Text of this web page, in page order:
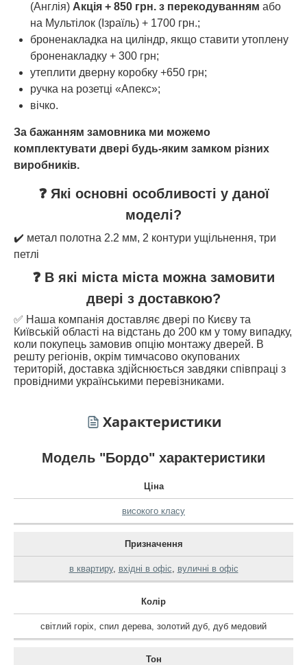
(Англія) Акція + 850 грн. з перекодуванням або
на Мультілок (Ізраїль) + 1700 грн.;
броненакладка на циліндр, якщо ставити утоплену
броненакладку + 300 грн;
утеплити дверну коробку +650 грн;
ручка на розетці «Апекс»;
вічко.
За бажанням замовника ми можемо
комплектувати двері будь-яким замком різних
виробників.
❓ Які основні особливості у даної
моделі?
✔️ метал полотна 2.2 мм, 2 контури ущільнення, три
петлі
❓ В які міста міста можна замовити
двері з доставкою?
✅ Наша компанія доставляє двері по Києву та
Київській області на відстань до 200 км у тому випадку,
коли покупець замовив опцію монтажу дверей. В
решту регіонів, окрім тимчасово окупованих
територій, доставка здійснюється завдяки співпраці з
провідними українськими перевізниками.
Характеристики
Модель "Бордо" характеристики
Ціна
високого класу
Призначення
в квартиру, вхідні в офіс, вуличні в офіс
Колір
світлий горіх, спил дерева, золотий дуб, дуб медовий
Тон